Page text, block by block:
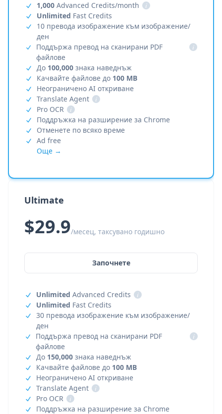
1,000 Advanced Credits/month
i
Unlimited Fast Credits
10 превода изображение към изображение/
ден
Поддържа превод на сканирани PDF
файлове
i
До 100,000 знака наведнъж
Качвайте файлове до 100 MB
Неограничено AI откриване
Translate Agent
i
Pro OCR
i
Поддръжка на разширение за Chrome
Отменете по всяко време
Ad free
Още →
Ultimate
$29.9/месец, таксувано годишно
Започнете
Unlimited Advanced Credits
i
Unlimited Fast Credits
30 превода изображение към изображение/
ден
Поддържа превод на сканирани PDF
файлове
i
До 150,000 знака наведнъж
Качвайте файлове до 100 MB
Неограничено AI откриване
Translate Agent
i
Pro OCR
i
Поддръжка на разширение за Chrome